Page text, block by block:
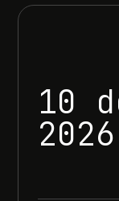
10
2026